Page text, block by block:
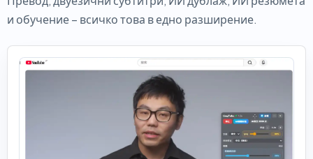
и обучение – всичко това в едно разширение.